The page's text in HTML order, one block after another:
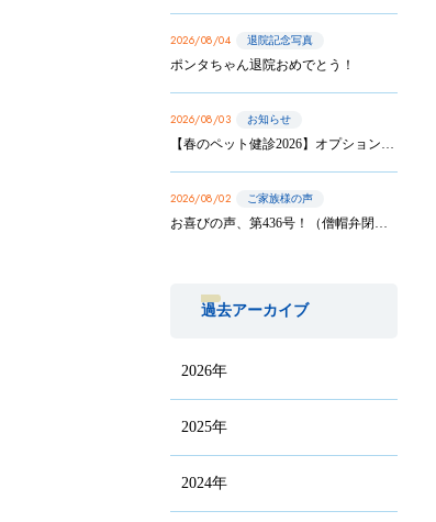
2026/08/04 退院記念写真
ポンタちゃん退院おめでとう！
2026/08/03 お知らせ
【春のペット健診2026】オプション実施は8/31まで！
2026/08/02 ご家族様の声
お喜びの声、第436号！（僧帽弁閉鎖不全症の手術を受けたサニーちゃんのご家族から）
過去アーカイブ
2026年
2025年
2024年